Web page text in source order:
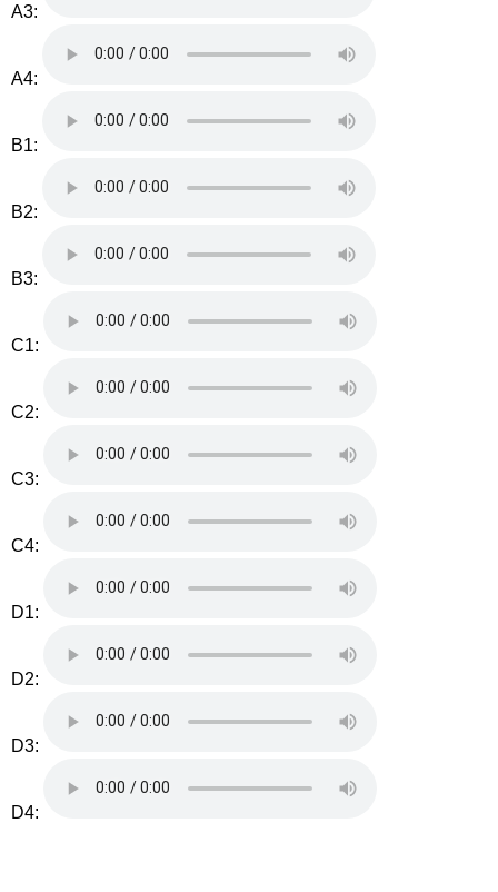
A3:
A4:
B1:
B2:
B3:
C1:
C2:
C3:
C4:
D1:
D2:
D3:
D4: